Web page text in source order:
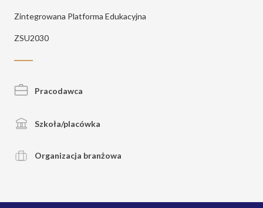
Zintegrowana Platforma Edukacyjna
ZSU2030
Pracodawca
Szkoła/placówka
Organizacja branżowa